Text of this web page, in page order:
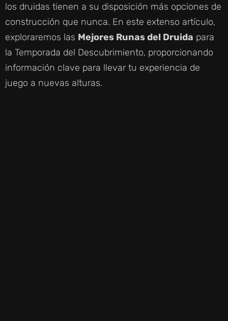
los druidas tienen a su disposición más opciones de
construcción que nunca. En este extenso artículo,
exploraremos las Mejores Runas del Druida para
la Temporada del Descubrimiento, proporcionando
información clave para llevar tu experiencia de
juego a nuevas alturas.